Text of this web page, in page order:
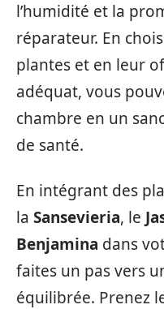
l’humidité et la
réparateur. En
plantes et en leur
adéquat, vous
chambre en un
de santé.
En intégrant des
la Sansevieria, le
Benjamina dans
faites un pas vers
équilibrée. Prenez